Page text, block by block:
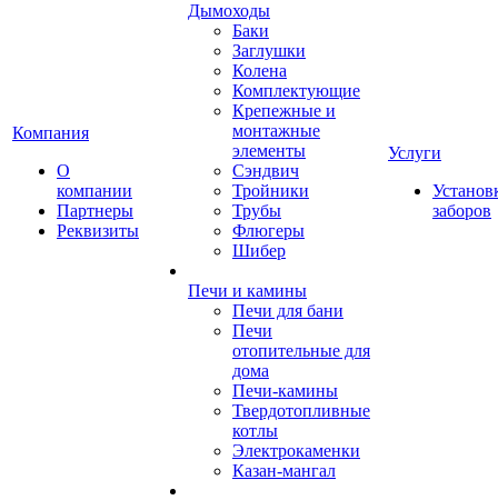
Компания
О
компании
Партнеры
Реквизиты
Дымоходы
Баки
Заглушки
Колена
Комплектующие
Крепежные и
монтажные
элементы
Сэндвич
Тройники
Трубы
Флюгеры
Шибер
Печи и камины
Печи для бани
Печи
отопительные для
дома
Печи-камины
Твердотопливные
котлы
Электрокаменки
Казан-мангал
Услуги
заборов